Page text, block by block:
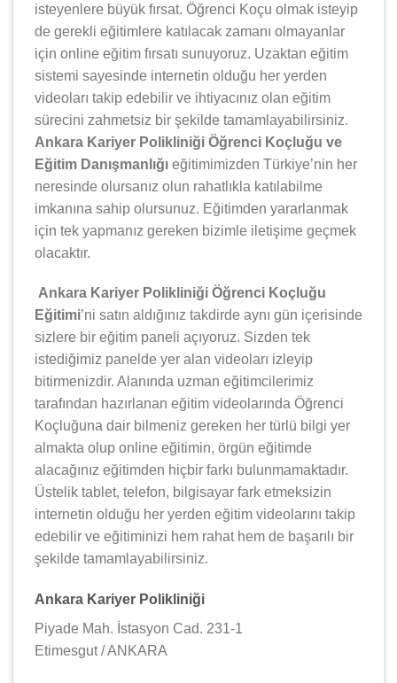
isteyenlere büyük fırsat. Öğrenci Koçu olmak isteyip
de gerekli eğitimlere katılacak zamanı olmayanlar
için online eğitim fırsatı sunuyoruz. Uzaktan eğitim
sistemi sayesinde internetin olduğu her yerden
videoları takip edebilir ve ihtiyacınız olan eğitim
sürecini zahmetsiz bir şekilde tamamlayabilirsiniz.
Ankara Kariyer Polikliniği Öğrenci Koçluğu ve
Eğitim Danışmanlığı eğitimimizden Türkiye’nin her
neresinde olursanız olun rahatlıkla katılabilme
imkanına sahip olursunuz. Eğitimden yararlanmak
için tek yapmanız gereken bizimle iletişime geçmek
olacaktır.
Ankara Kariyer Polikliniği Öğrenci Koçluğu
Eğitimi’ni satın aldığınız takdirde aynı gün içerisinde
sizlere bir eğitim paneli açıyoruz. Sizden tek
istediğimiz panelde yer alan videoları izleyip
bitirmenizdir. Alanında uzman eğitimcilerimiz
tarafından hazırlanan eğitim videolarında Öğrenci
Koçluğuna dair bilmeniz gereken her türlü bilgi yer
almakta olup online eğitimin, örgün eğitimde
alacağınız eğitimden hiçbir farkı bulunmamaktadır.
Üstelik tablet, telefon, bilgisayar fark etmeksizin
internetin olduğu her yerden eğitim videolarını takip
edebilir ve eğitiminizi hem rahat hem de başarılı bir
şekilde tamamlayabilirsiniz.
Ankara Kariyer Polikliniği
Piyade Mah. İstasyon Cad. 231-1
Etimesgut / ANKARA